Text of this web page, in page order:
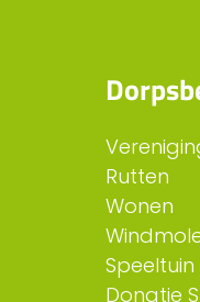
Rutten
Wonen
Donatie